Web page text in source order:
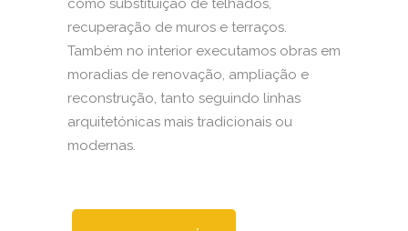
como substituição de telhados,
recuperação de muros e terraços.
Também no interior executamos obras em
moradias de renovação, ampliação e
reconstrução, tanto seguindo linhas
arquitetónicas mais tradicionais ou
modernas.